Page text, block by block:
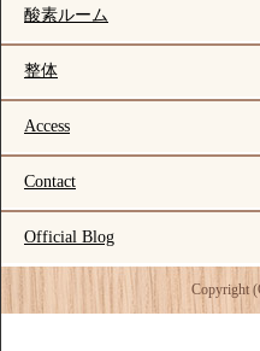
酸素ルーム
整体
Access
Contact
Official Blog
Copyright